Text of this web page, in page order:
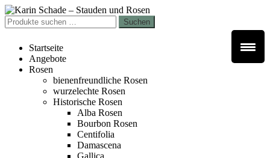
Zur
Navigation
springen
Zum
Inhalt
springen
Suchen
nach:
Suchen
Startseite
Angebote
Rosen
bienenfreundliche Rosen
wurzelechte Rosen
Historische Rosen
Alba Rosen
Bourbon Rosen
Centifolia
Damascena
Gallica